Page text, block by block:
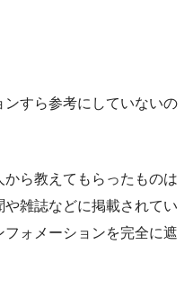
すら参考にしていないの
ら教えてもらったものは
雑誌などに掲載されてい
ォメーションを完全に遮